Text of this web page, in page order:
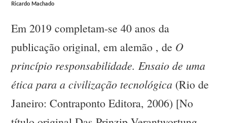
Ricardo Machado
Em 2019 completam-se 40 anos da
publicação original, em alemão , de O
princípio responsabilidade. Ensaio de uma
ética para a civilização tecnológica (Rio de
Janeiro: Contraponto Editora, 2006) [No